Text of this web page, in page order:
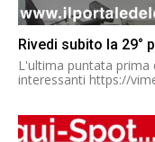
Rivedi subito la 29°
L'ultima puntata prima